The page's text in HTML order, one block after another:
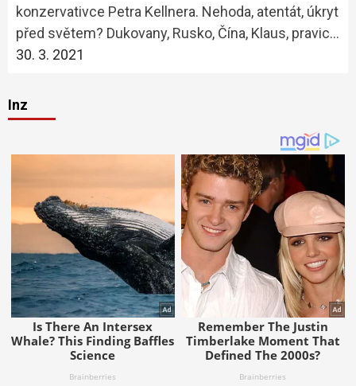
konzervativce Petra Kellnera. Nehoda, atentát, úkryt
před světem? Dukovany, Rusko, Čína, Klaus, pravic…
30. 3. 2021
Inz